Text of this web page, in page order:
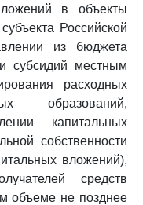
в объекты
Российской
из бюджета
субсидий местным
расходных
образований,
капитальных
собственности
вложений),
средств
объеме не позднее